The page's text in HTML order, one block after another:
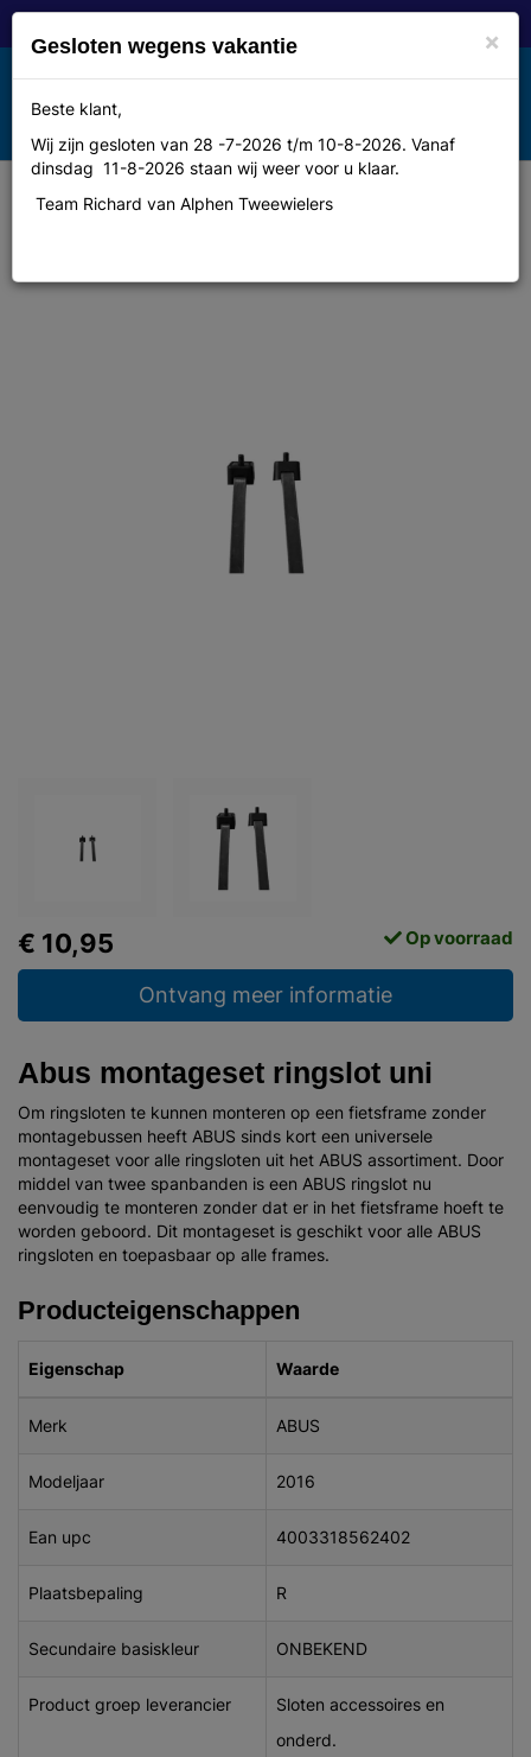
Toggle
navigation
MENU
Abus montageset ringslot uni
€ 10,95 Op voorraad
Ontvang meer informatie
Abus montageset ringslot uni
Om ringsloten te kunnen monteren op een fietsframe zonder
montagebussen heeft ABUS sinds kort een universele
montageset voor alle ringsloten uit het ABUS assortiment. Door
middel van twee spanbanden is een ABUS ringslot nu
eenvoudig te monteren zonder dat er in het fietsframe hoeft te
worden geboord. Dit montageset is geschikt voor alle ABUS
ringsloten en toepasbaar op alle frames.
Producteigenschappen
Eigenschap Waarde
Merk ABUS
Modeljaar 2016
Ean upc 4003318562402
Plaatsbepaling R
Secundaire basiskleur ONBEKEND
Product groep leverancier
Sloten accessoires en
onderd.
×
Gesloten wegens vakantie
Beste klant,
Wij zijn gesloten van 28 -7-2026 t/m 10-8-2026. Vanaf
dinsdag 11-8-2026 staan wij weer voor u klaar.
Team Richard van Alphen Tweewielers